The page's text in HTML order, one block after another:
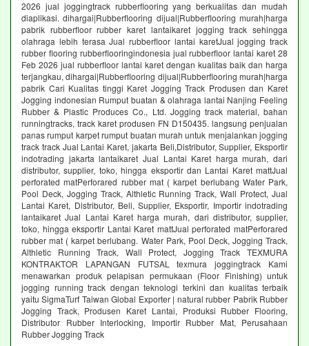
2026 jual joggingtrack rubberflooring yang berkualitas dan mudah
diaplikasi. dihargai|Rubberflooring dijual|Rubberflooring murah|harga
pabrik rubberfloor rubber karet lantaikaret jogging track sehingga
olahraga lebih terasa Jual rubberfloor lantai karetJual jogging track
rubber flooring rubberflooringindonesia jual rubberfloor lantai karet 28
Feb 2026 jual rubberfloor lantai karet dengan kualitas baik dan harga
terjangkau, dihargai|Rubberflooring dijual|Rubberflooring murah|harga
pabrik Cari Kualitas tinggi Karet Jogging Track Produsen dan Karet
Jogging indonesian Rumput buatan & olahraga lantai Nanjing Feeling
Rubber & Plastic Produces Co., Ltd. Jogging track material, bahan
runningtracks, track karet produsen FN D150435. langsung penjualan
panas rumput karpet rumput buatan murah untuk menjalankan jogging
track track Jual Lantai Karet, jakarta Beli,Distributor, Supplier, Eksportir
indotrading jakarta lantaikaret Jual Lantai Karet harga murah, dari
distributor, supplier, toko, hingga eksportir dan Lantai Karet mattJual
perforated matPerforared rubber mat ( karpet berlubang Water Park,
Pool Deck, Jogging Track, Althletic Running Track, Wall Protect, Jual
Lantai Karet, Distributor, Beli, Supplier, Eksportir, Importir indotrading
lantaikaret Jual Lantai Karet harga murah, dari distributor, supplier,
toko, hingga eksportir Lantai Karet mattJual perforated matPerforared
rubber mat ( karpet berlubang. Water Park, Pool Deck, Jogging Track,
Althletic Running Track, Wall Protect, Jogging Track TEXMURA
KONTRAKTOR LAPANGAN FUTSAL texmura joggingtrack Kami
menawarkan produk pelapisan permukaan (Floor Finishing) untuk
jogging running track dengan teknologi terkini dan kualitas terbaik
yaitu SigmaTurf Taiwan Global Exporter | natural rubber Pabrik Rubber
Jogging Track, Produsen Karet Lantai, Produksi Rubber Flooring,
Distributor Rubber Interlocking, Importir Rubber Mat, Perusahaan
Rubber Jogging Track